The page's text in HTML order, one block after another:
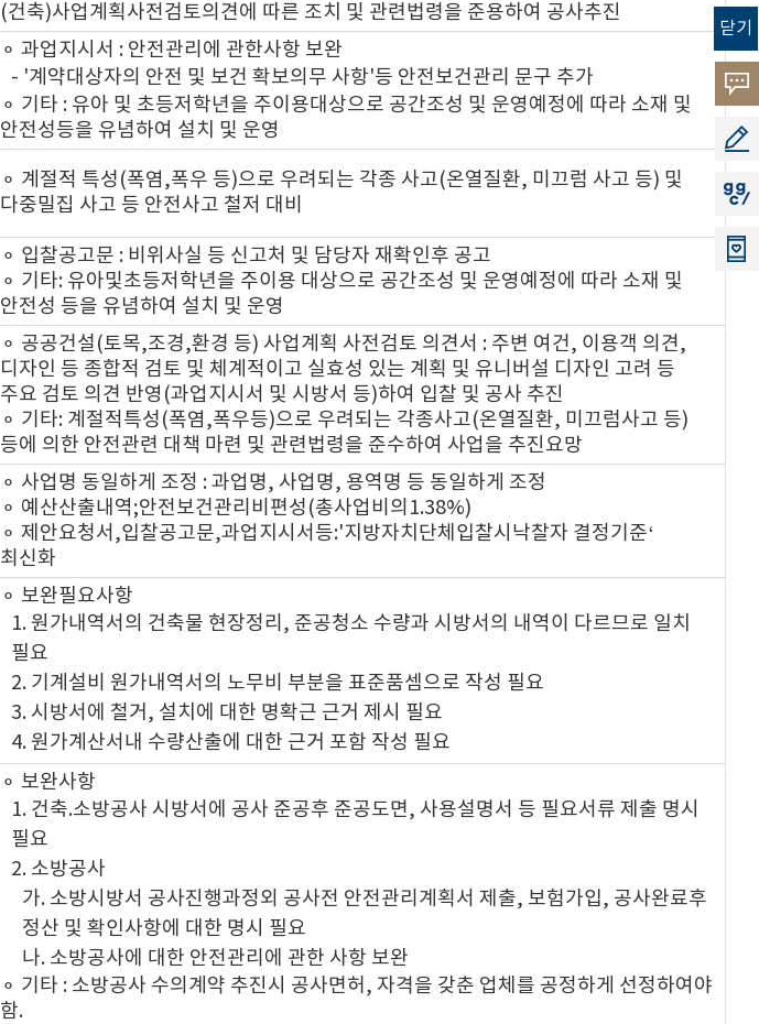
닫기
고객
소리
공모
지지
(건축)사업계획사전검토의견에 따른 조치 및 관련법령을 준용하여 공사추진
⚬ 과업지시서 : 안전관리에 관한사항 보완
- '계약대상자의 안전 및 보건 확보의무 사항'등 안전보건관리 문구 추가
⚬ 기타 : 유아 및 초등저학년을 주이용대상으로 공간조성 및 운영예정에 따라 소재 및
안전성등을 유념하여 설치 및 운영
⚬ 계절적 특성(폭염,폭우 등)으로 우려되는 각종 사고(온열질환, 미끄럼 사고 등) 및
다중밀집 사고 등 안전사고 철저 대비
⚬ 입찰공고문 : 비위사실 등 신고처 및 담당자 재확인후 공고
⚬ 기타: 유아및초등저학년을 주이용 대상으로 공간조성 및 운영예정에 따라 소재 및
안전성 등을 유념하여 설치 및 운영
⚬ 공공건설(토목,조경,환경 등) 사업계획 사전검토 의견서 : 주변 여건, 이용객 의견,
디자인 등 종합적 검토 및 체계적이고 실효성 있는 계획 및 유니버설 디자인 고려 등
주요 검토 의견 반영(과업지시서 및 시방서 등)하여 입찰 및 공사 추진
⚬ 기타: 계절적특성(폭염,폭우등)으로 우려되는 각종사고(온열질환, 미끄럼사고 등)
등에 의한 안전관련 대책 마련 및 관련법령을 준수하여 사업을 추진요망
⚬ 사업명 동일하게 조정 : 과업명, 사업명, 용역명 등 동일하게 조정
⚬ 예산산출내역;안전보건관리비편성(총사업비의1.38%)
⚬ 제안요청서,입찰공고문,과업지시서등:'지방자치단체입찰시낙찰자 결정기준‘
최신화
⚬ 보완필요사항
1. 원가내역서의 건축물 현장정리, 준공청소 수량과 시방서의 내역이 다르므로 일치
필요
2. 기계설비 원가내역서의 노무비 부분을 표준품셈으로 작성 필요
3. 시방서에 철거, 설치에 대한 명확근 근거 제시 필요
4. 원가계산서내 수량산출에 대한 근거 포함 작성 필요
⚬ 보완사항
1. 건축.소방공사 시방서에 공사 준공후 준공도면, 사용설명서 등 필요서류 제출 명시
필요
2. 소방공사
가. 소방시방서 공사진행과정외 공사전 안전관리계획서 제출, 보험가입, 공사완료후
정산 및 확인사항에 대한 명시 필요
나. 소방공사에 대한 안전관리에 관한 사항 보완
⚬ 기타 : 소방공사 수의계약 추진시 공사면허, 자격을 갖춘 업체를 공정하게 선정하여야
함.